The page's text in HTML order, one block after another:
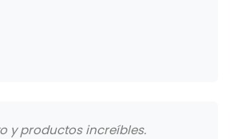
y productos increíbles.